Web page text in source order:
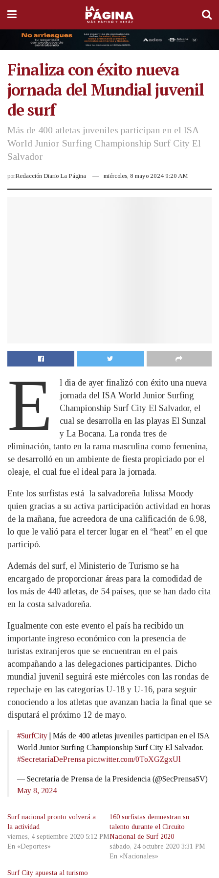
Finaliza con éxito nueva
jornada del Mundial juvenil
de surf
Más de 400 atletas juveniles participan en el ISA
World Junior Surfing Championship Surf City El
Salvador
porRedacción Diario La Página miércoles, 8 mayo 2024 9:20 AM
E
l dia de ayer finalizó con éxito una nueva
jornada del ISA World Junior Surfing
Championship Surf City El Salvador, el
cual se desarrolla en las playas El Sunzal
y La Bocana. La ronda tres de
eliminación, tanto en la rama masculina como femenina,
se desarrolló en un ambiente de fiesta propiciado por el
oleaje, el cual fue el ideal para la jornada.
Ente los surfistas está la salvadoreña Julissa Moody
quien gracias a su activa participación actividad en horas
de la mañana, fue acreedora de una calificación de 6.98,
lo que le valió para el tercer lugar en el “heat” en el que
participó.
Además del surf, el Ministerio de Turismo se ha
encargado de proporcionar áreas para la comodidad de
los más de 440 atletas, de 54 países, que se han dado cita
en la costa salvadoreña.
Igualmente con este evento el país ha recibido un
importante ingreso económico con la presencia de
turistas extranjeros que se encuentran en el país
acompañando a las delegaciones participantes. Dicho
mundial juvenil seguirá este miércoles con las rondas de
repechaje en las categorías U-18 y U-16, para seguir
conociendo a los atletas que avanzan hacia la final que se
disputará el próximo 12 de mayo.
#SurfCity | Más de 400 atletas juveniles participan en el ISA
World Junior Surfing Championship Surf City El Salvador.
#SecretaríaDePrensa pic.twitter.com/0ToXGZgxUl
— Secretaría de Prensa de la Presidencia (@SecPrensaSV)
May 8, 2024
Surf nacional pronto volverá a
la actividad
viernes, 4 septiembre 2020 5:12 PM
En «Deportes»
160 surfistas demuestran su
talento durante el Circuito
Nacional de Surf 2020
sábado, 24 octubre 2020 3:31 PM
En «Nacionales»
Surf City apuesta al turismo